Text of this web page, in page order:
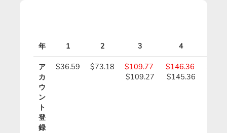
年 1 2 3 4
ア
カ
ウ
ン
ト
登
録
$36.59 $73.18
$109.77
$109.27
$146.36
$145.36